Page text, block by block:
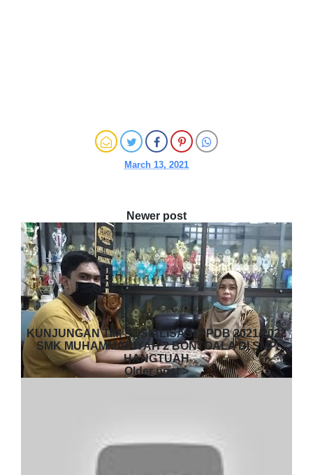
March 13, 2021
KUNJUNGAN TIM SOSIALISASI PPDB 2021/2022
SMK MUHAMMADIYAH 2 BONTOALA DI SMP
HANGTUAH